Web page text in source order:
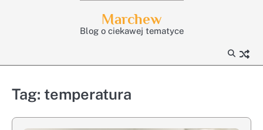
Marchew
Blog o ciekawej tematyce
Tag: temperatura